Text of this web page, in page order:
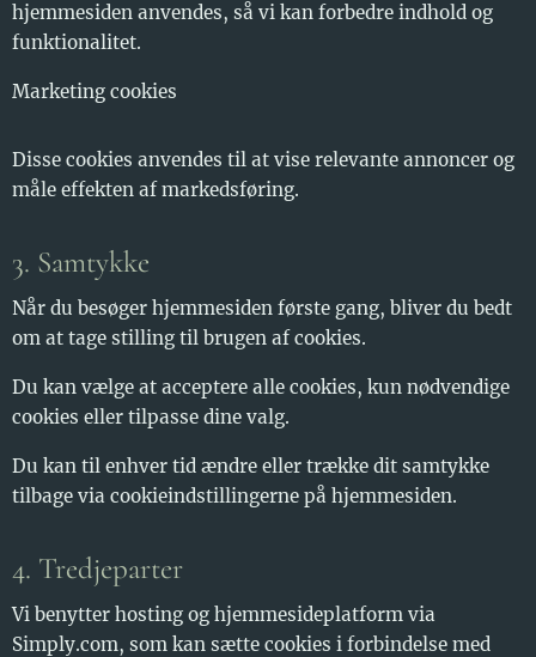
hjemmesiden anvendes, så vi kan forbedre indhold og
funktionalitet.
Marketing cookies
Disse cookies anvendes til at vise relevante annoncer og
måle effekten af markedsføring.
3. Samtykke
Når du besøger hjemmesiden første gang, bliver du bedt
om at tage stilling til brugen af cookies.
Du kan vælge at acceptere alle cookies, kun nødvendige
cookies eller tilpasse dine valg.
Du kan til enhver tid ændre eller trække dit samtykke
tilbage via cookieindstillingerne på hjemmesiden.
4. Tredjeparter
Vi benytter hosting og hjemmesideplatform via
Simply.com, som kan sætte cookies i forbindelse med